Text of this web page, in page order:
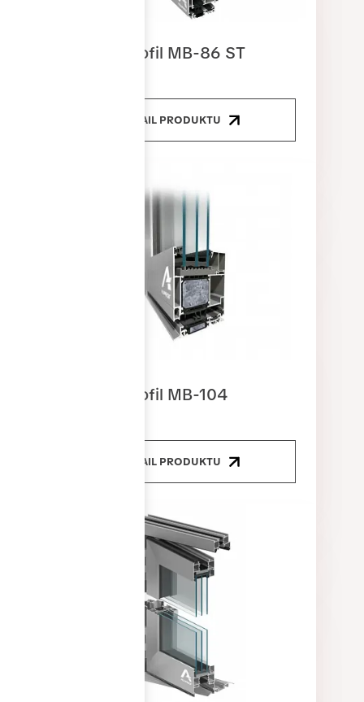
Dveřní profil MB-86 ST
DETAIL PRODUKTU
Dveřní profil MB-104
DETAIL PRODUKTU